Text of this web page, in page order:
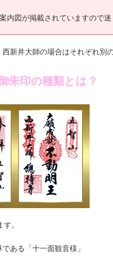
図が掲載されていますので迷
新井大師の場合はそれぞれ別
朱印の種類とは？
。
ある「十一面観音様」